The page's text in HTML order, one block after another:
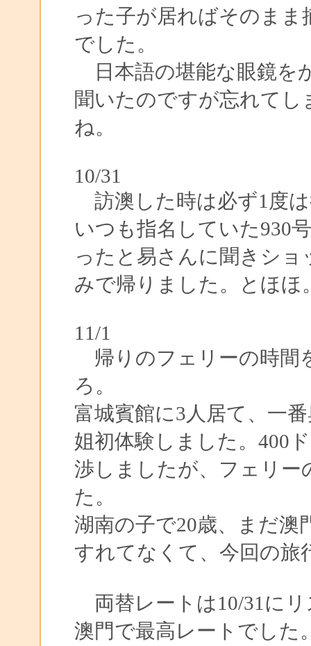
った子が居ればそのま
でした。
日本語の堪能な眼鏡を
聞いたのですが忘れて
ね。
10/31
訪澳した時は必ず1度
いつも指名していた930
ったと易さんに聞きシ
みで帰りました。とほほ
11/1
帰りのフェリーの時間
ろ。
富城賓館に3人居て、一
姐初体験しました。400
渉しましたが、フェリー
た。
湖南の子で20歳、まだ澳
すれてなくて、今回の旅
両替レートは10/31にリ
澳門で最高レートでした